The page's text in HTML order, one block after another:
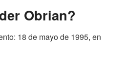
Obrian?
18 de mayo de 1995, en